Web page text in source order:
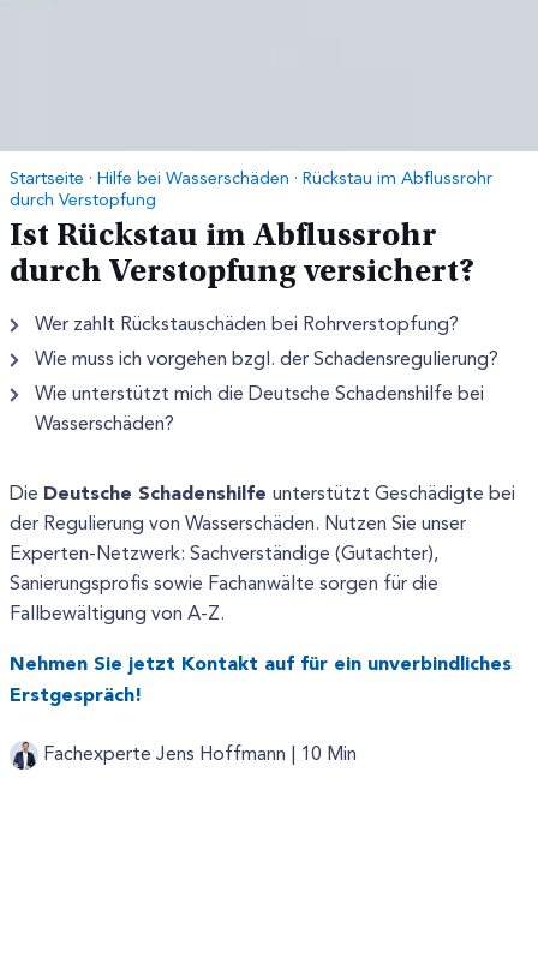
Startseite · Hilfe bei Wasserschäden · Rückstau im Abflussrohr
durch Verstopfung
Ist Rückstau im Abflussrohr
durch Verstopfung versichert?
Wer zahlt Rückstauschäden bei Rohrverstopfung?
Wie muss ich vorgehen bzgl. der Schadensregulierung?
Wie unterstützt mich die Deutsche Schadenshilfe bei
Wasserschäden?
Die Deutsche Schadenshilfe unterstützt Geschädigte bei
der Regulierung von Wasserschäden. Nutzen Sie unser
Experten-Netzwerk: Sachverständige (Gutachter),
Sanierungsprofis sowie Fachanwälte sorgen für die
Fallbewältigung von A-Z.
Nehmen Sie jetzt Kontakt auf für ein unverbindliches
Erstgespräch!
Fachexperte Jens Hoffmann | 10 Min